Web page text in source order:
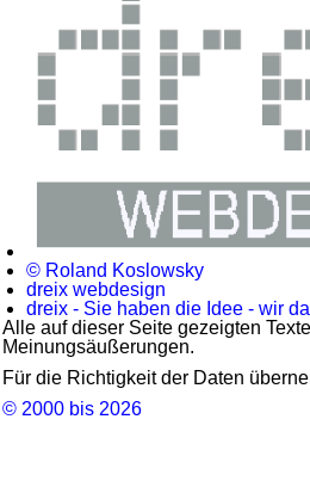
© Roland Koslowsky
dreix webdesign
dreix - Sie haben die Idee - wir
Alle auf dieser Seite gezeigten
Meinungsäußerungen.
Für die Richtigkeit der Daten
© 2000 bis 2026